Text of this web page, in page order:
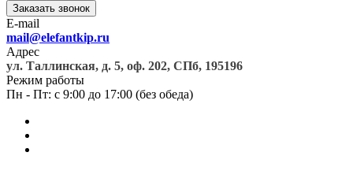
Заказать звонок
E-mail
mail@elefantkip.ru
Адрес
ул. Таллинская, д. 5, оф. 202, СПб, 195196
Режим работы
Пн - Пт: с 9:00 до 17:00 (без обеда)